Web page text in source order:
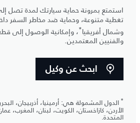
تغطية متنوعة، وحماية ضد مخاطر السفر
وشمال أفريقيا*، وإمكانية الوصول إلى
والفنيين المعتمدين.
ابحث عن وكيل
* الدول المشمولة هي: أرمينيا، أذربيجان،
الأردن، كازاخستان، الكويت، لبنان، المغرب،
المتحدة.